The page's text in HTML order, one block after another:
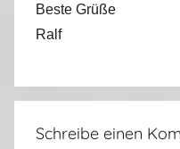
Beste Grüße
Ralf
Schreibe einen